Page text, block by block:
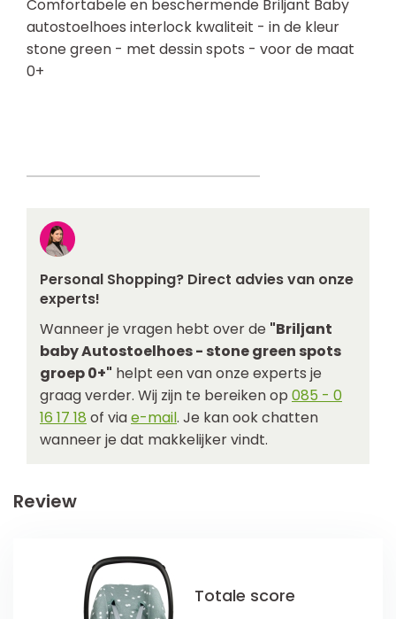
Comfortabele en beschermende Briljant Baby
autostoelhoes interlock kwaliteit - in de kleur
stone green - met dessin spots - voor de maat
0+
Personal Shopping? Direct advies van onze
experts!
Wanneer je vragen hebt over de "Briljant
baby Autostoelhoes - stone green spots
groep 0+" helpt een van onze experts je
graag verder. Wij zijn te bereiken op 085 - 0
16 17 18 of viae-mail. Je kan ook chatten
wanneer je dat makkelijker vindt.
Review
Totale score